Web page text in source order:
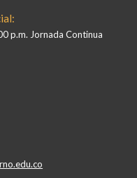
p.m. Jornada Continua